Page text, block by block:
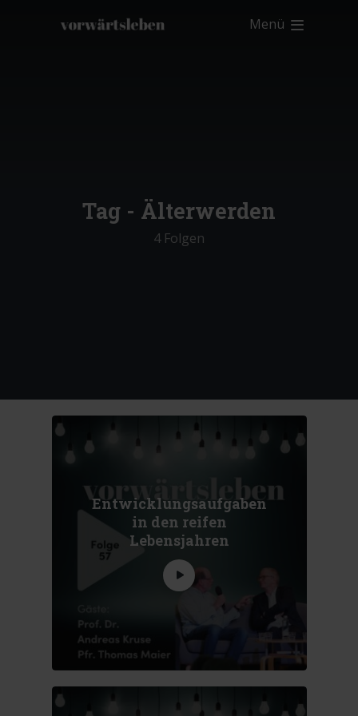
Menü
Tag - Älterwerden
4 Folgen
Entwicklungsaufgaben
in den reifen
Lebensjahren